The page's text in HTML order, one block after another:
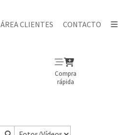
ÁREA CLIENTES CONTACTO
Compra
rápida